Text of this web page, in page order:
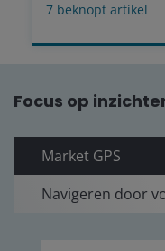
7 beknopt artikel
Focus op
Market GPS
Navigeren door